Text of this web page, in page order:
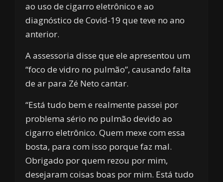
ao uso de cigarro eletrônico e ao
diagnóstico de Covid-19 que teve no ano
anterior.
A assessoria disse que ele apresentou um
“foco de vidro no pulmão”, causando falta
de ar para Zé Neto cantar.
“Está tudo bem e realmente passei por
problema sério no pulmão devido ao
cigarro eletrônico. Quem mexe com essa
bosta, para com isso porque faz mal.
Obrigado por quem rezou por mim,
desejaram coisas boas por mim. Está tudo